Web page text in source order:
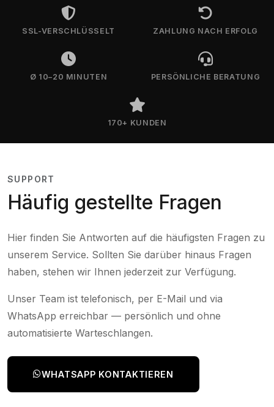
SSL-VERSCHLÜSSELT ZAHLUNG NACH ERFOLG
Ø 10–20 MINUTEN PERSÖNLICHE BERATUNG
170+ KUNDEN
SUPPORT
Häufig gestellte Fragen
Hier finden Sie Antworten auf die häufigsten Fragen zu
unserem Service. Sollten Sie darüber hinaus Fragen
haben, stehen wir Ihnen jederzeit zur Verfügung.
Unser Team ist telefonisch, per E-Mail und via
WhatsApp erreichbar — persönlich und ohne
automatisierte Warteschlangen.
WHATSAPP KONTAKTIEREN